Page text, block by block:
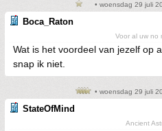
• woensdag 29 juli
Boca_Raton
Voor al uw no
Wat is het voordeel van jezelf op
snap ik niet.
• woensdag 29 juli
StateOfMind
Ancient